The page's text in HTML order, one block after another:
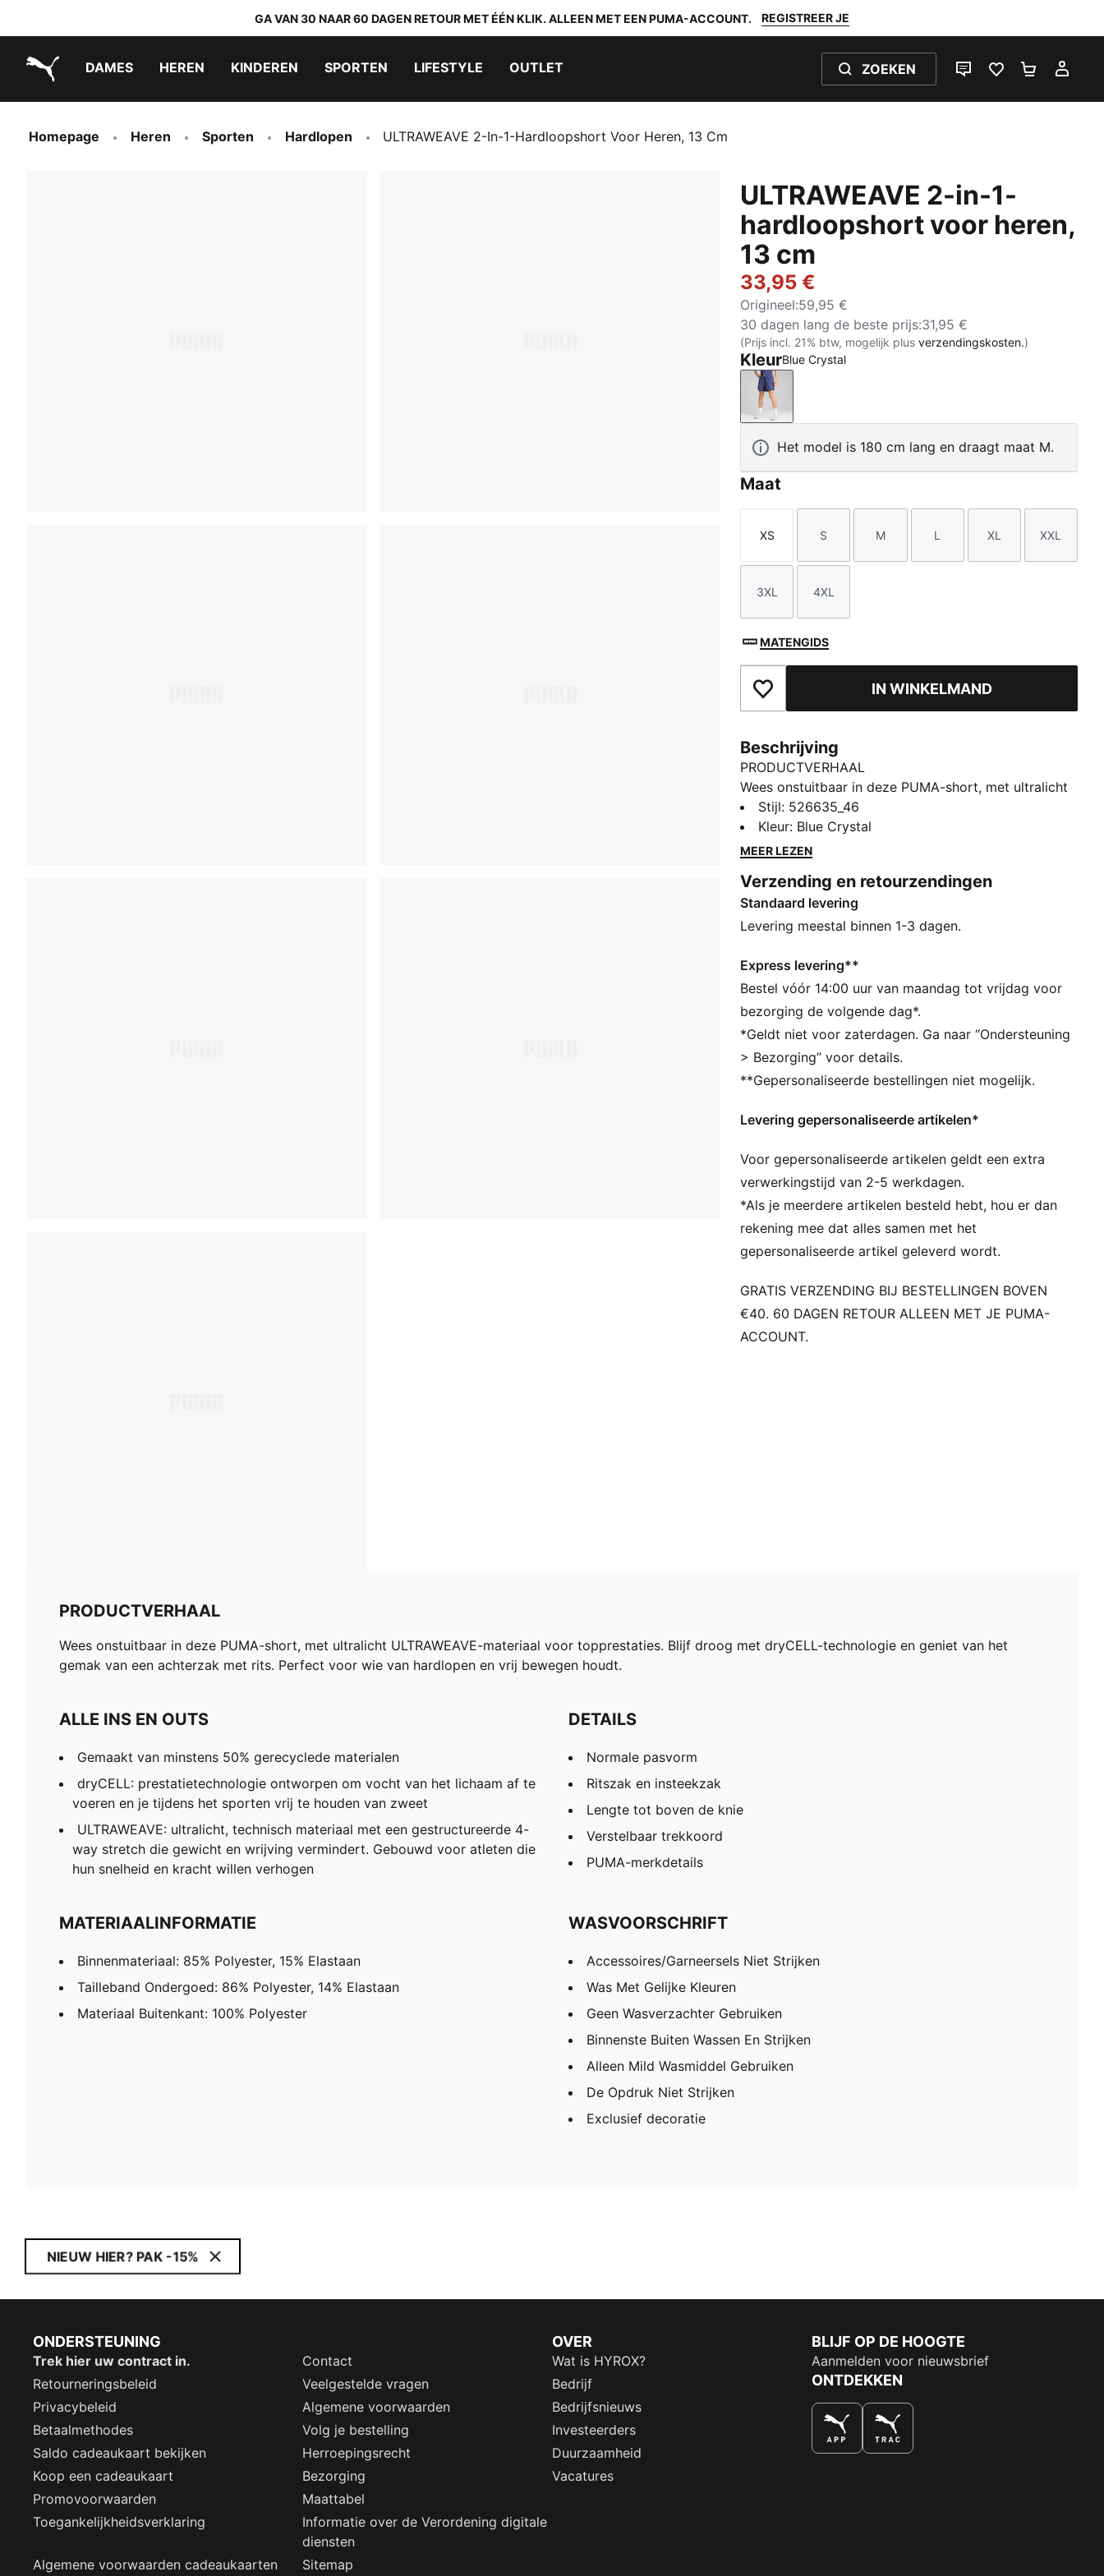
GA VAN 30 NAAR 60 DAGEN RETOUR MET ÉÉN KLIK. ALLEEN MET EEN PUMA-ACCOUNT. REGISTREER JE
DAMES HEREN KINDEREN SPORTEN LIFESTYLE OUTLET ZOEKEN
LIVE CHATFAVORIETEN 0
Homepage Heren Sporten Hardlopen ULTRAWEAVE 2-In-1-Hardloopshort Voor Heren, 13 Cm
ULTRAWEAVE 2-in-1-
hardloopshort voor heren,
13 cm
33,95 €
Origineel:59,95 €
30 dagen lang de beste prijs:31,95 €
(Prijs incl. 21% btw, mogelijk plusverzendingskosten.)
KleurBlue Crystal
Blue Crystal
Het model is 180 cm lang en draagt maat M.
Maat
Maat
XS
Maat
S
Maat
M
Maat
L
Maat
XL
Maat
XXL
Maat
3XL
Maat
4XL
MATENGIDS
Toegevoegd aan favorietenIN WINKELMAND
Beschrijving
PRODUCTVERHAAL
Wees onstuitbaar in deze PUMA-short, met ultralicht
ULTRAWEAVE-materiaal voor topprestaties. Blijf
droog met dryCELL-technologie en geniet van het
gemak van een achterzak met rits. Perfect voor wie
ALLE INS EN OUTS
Gemaakt van minstens 50% gerecyclede materialen
dryCELL: prestatietechnologie ontworpen om vocht
vrij te houden van zweet
ULTRAWEAVE: ultralicht, technisch materiaal met een
gestructureerde 4-way stretch die gewicht en
wrijving vermindert. Gebouwd voor atleten die hun
snelheid en kracht willen verhogen
DETAILS
Normale pasvorm
Lengte tot boven de knie
PUMA-merkdetails
Stijl: 526635_46
Kleur: Blue Crystal
MEER LEZEN
Verzending en retourzendingen
Standaard levering
Levering meestal binnen 1-3 dagen.
Express levering**
Bestel vóór 14:00 uur van maandag tot vrijdag voor
bezorging de volgende dag*.
*Geldt niet voor zaterdagen. Ga naar “Ondersteuning
> Bezorging” voor details.
**Gepersonaliseerde bestellingen niet mogelijk.
Levering gepersonaliseerde artikelen*
Voor gepersonaliseerde artikelen geldt een extra
verwerkingstijd van 2-5 werkdagen.
*Als je meerdere artikelen besteld hebt, hou er dan
rekening mee dat alles samen met het
gepersonaliseerde artikel geleverd wordt.
GRATIS VERZENDING BIJ BESTELLINGEN BOVEN
€40. 60 DAGEN RETOUR ALLEEN MET JE PUMA-
ACCOUNT.
PRODUCTVERHAAL
Wees onstuitbaar in deze PUMA-short, met ultralicht ULTRAWEAVE-materiaal voor topprestaties. Blijf droog met dryCELL-technologie en geniet van het
gemak van een achterzak met rits. Perfect voor wie van hardlopen en vrij bewegen houdt.
ALLE INS EN OUTS
Gemaakt van minstens 50% gerecyclede materialen
dryCELL: prestatietechnologie ontworpen om vocht van het lichaam af te
voeren en je tijdens het sporten vrij te houden van zweet
ULTRAWEAVE: ultralicht, technisch materiaal met een gestructureerde 4-
way stretch die gewicht en wrijving vermindert. Gebouwd voor atleten die
hun snelheid en kracht willen verhogen
DETAILS
Normale pasvorm
Ritszak en insteekzak
Lengte tot boven de knie
Verstelbaar trekkoord
PUMA-merkdetails
MATERIAALINFORMATIE
Binnenmateriaal: 85% Polyester, 15% Elastaan
Tailleband Ondergoed: 86% Polyester, 14% Elastaan
Materiaal Buitenkant: 100% Polyester
WASVOORSCHRIFT
Accessoires/Garneersels Niet Strijken
Was Met Gelijke Kleuren
Geen Wasverzachter Gebruiken
Binnenste Buiten Wassen En Strijken
Alleen Mild Wasmiddel Gebruiken
De Opdruk Niet Strijken
Exclusief decoratie
NIEUW HIER? PAK -15%
ONDERSTEUNING
Trek hier uw contract in.
Contact
Retourneringsbeleid
Veelgestelde vragen
Privacybeleid
Algemene voorwaarden
Betaalmethodes
Volg je bestelling
Saldo cadeaukaart bekijken
Herroepingsrecht
Koop een cadeaukaart
Bezorging
Promovoorwaarden
Maattabel
Toegankelijkheidsverklaring
Informatie over de Verordening digitale
diensten
Algemene voorwaarden cadeaukaarten
Sitemap
OVER
Wat is HYROX?
Bedrijf
Bedrijfsnieuws
Investeerders
Duurzaamheid
Vacatures
BLIJF OP DE HOOGTE
Aanmelden voor nieuwsbrief
ONTDEKKEN